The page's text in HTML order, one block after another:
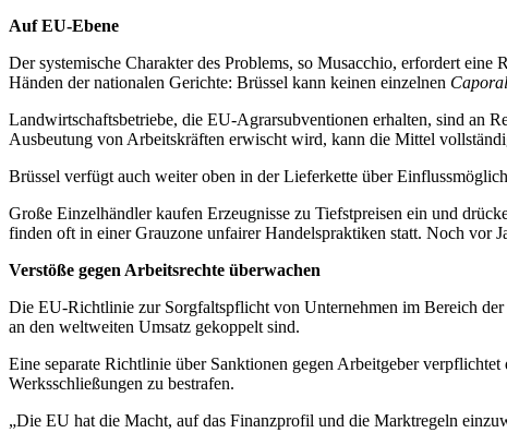
Auf EU-Ebene
Der systemische Charakter des Problems, so Musacchio, erfordert
Händen der nationalen Gerichte: Brüssel kann keinen einzelnen
Landwirtschaftsbetriebe, die EU-Agrarsubventionen erhalten, sind an
Ausbeutung von Arbeitskräften erwischt wird, kann die Mittel
Brüssel verfügt auch weiter oben in der Lieferkette über
Große Einzelhändler kaufen Erzeugnisse zu Tiefstpreisen ein und
finden oft in einer Grauzone unfairer Handelspraktiken statt. Noch vor
Verstöße gegen Arbeitsrechte überwachen
Die EU-Richtlinie zur Sorgfaltspflicht von Unternehmen im Bereich
an den weltweiten Umsatz gekoppelt sind.
Eine separate Richtlinie über Sanktionen gegen Arbeitgeber
Werksschließungen zu bestrafen.
„Die EU hat die Macht, auf das Finanzprofil und die Marktregeln